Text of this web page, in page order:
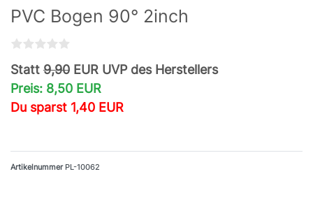
PVC Bogen 90° 2inch
Statt 9,90 EUR UVP des Herstellers
Preis: 8,50 EUR
Du sparst 1,40 EUR
Artikelnummer PL-10062